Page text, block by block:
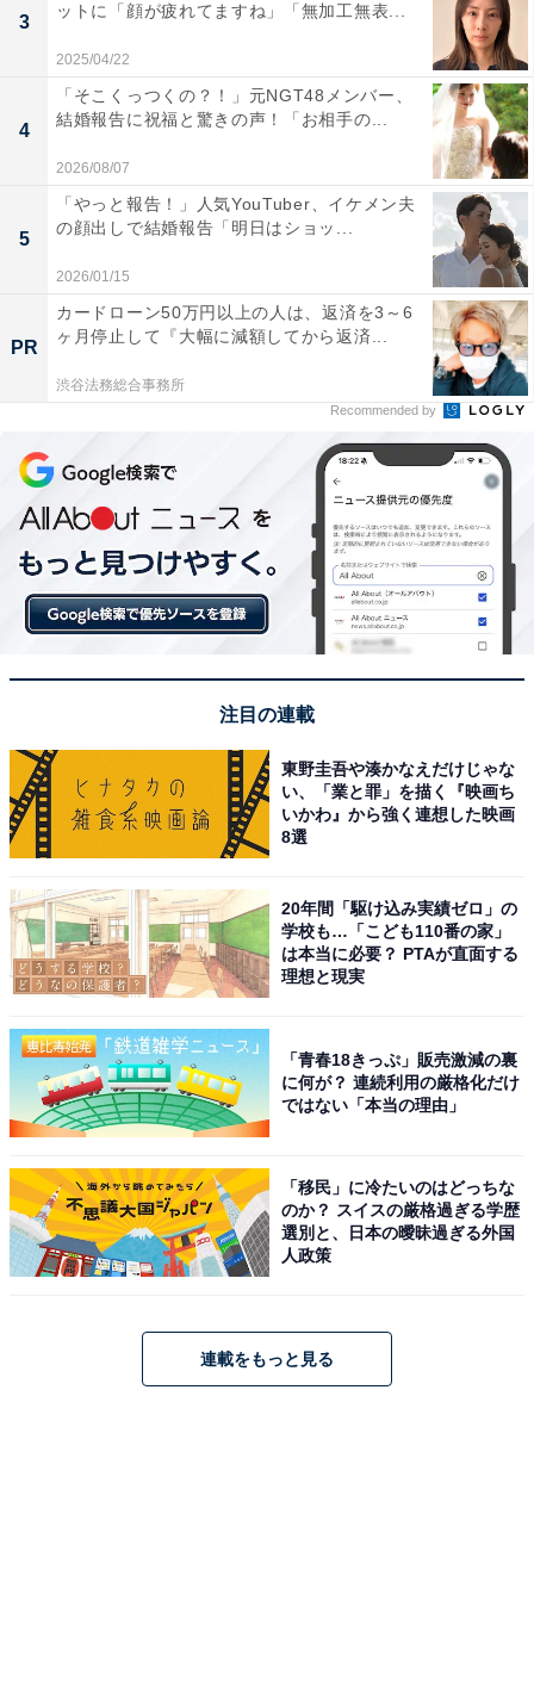
3
ットに「顔が疲れてますね」「無加工無表...
2025/04/22
4
「そこくっつくの？！」元NGT48メンバー、
結婚報告に祝福と驚きの声！「お相手の...
2026/08/07
5
「やっと報告！」人気YouTuber、イケメン夫
の顔出しで結婚報告「明日はショッ...
2026/01/15
PR
カードローン50万円以上の人は、返済を3～6
ヶ月停止して『大幅に減額してから返済...
渋谷法務総合事務所
Recommended by
注目の連載
東野圭吾や湊かなえだけじゃな
い、「業と罪」を描く『映画ち
いかわ』から強く連想した映画
8選
20年間「駆け込み実績ゼロ」の
学校も…「こども110番の家」
は本当に必要？ PTAが直面する
理想と現実
「青春18きっぷ」販売激減の裏
に何が？ 連続利用の厳格化だけ
ではない「本当の理由」
「移民」に冷たいのはどっちな
のか？ スイスの厳格過ぎる学歴
選別と、日本の曖昧過ぎる外国
人政策
連載をもっと見る